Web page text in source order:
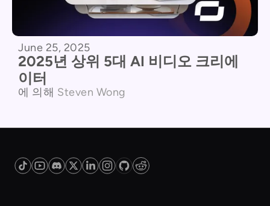
June 25, 2025
2025년 상위 5대 AI 비디오 크리에
이터
에 의해 Steven Wong